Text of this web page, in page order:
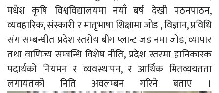
मधेश कृषि विश्वविद्यालयमा नयाँ बर्ष देखी पठनपाठन,
व्यवहारिक, संस्कारी र मातृभाषा शिक्षामा जोड , विज्ञान, प्रविधि
संग सम्बन्धीत प्रदेश स्तरीय बीग प्लान्ट जडानमा जोड, व्यापार
तथा वाणिज्य सम्बन्धि विशेष नीति, प्रदेश स्तरमा हानिकारक
पदार्थको नियमन र व्यवस्थापन, र आर्थिक मितव्ययतता
लगायतको निति अवलम्बन गरिने बताए ।